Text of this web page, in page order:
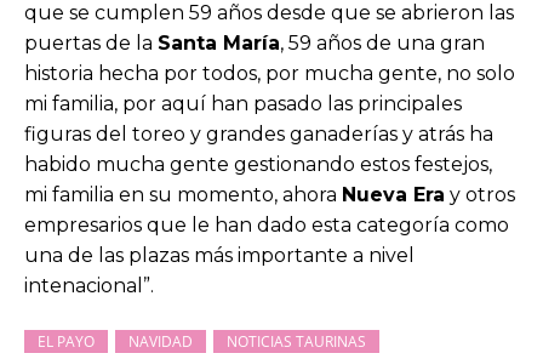
que se cumplen 59 años desde que se abrieron las
puertas de la Santa María, 59 años de una gran
historia hecha por todos, por mucha gente, no solo
mi familia, por aquí han pasado las principales
figuras del toreo y grandes ganaderías y atrás ha
habido mucha gente gestionando estos festejos,
mi familia en su momento, ahora Nueva Era y otros
empresarios que le han dado esta categoría como
una de las plazas más importante a nivel
intenacional”.
EL PAYO NAVIDAD
NOTICIAS TAURINAS